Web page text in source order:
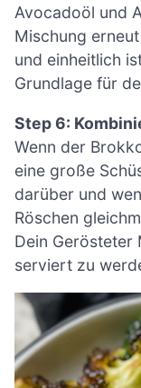
Avocadoöl und
Mischung
und einheitlich
Grundlage für
Step 6:
Wenn der
eine große
darüber und
Röschen
Dein Gerösteter
serviert zu